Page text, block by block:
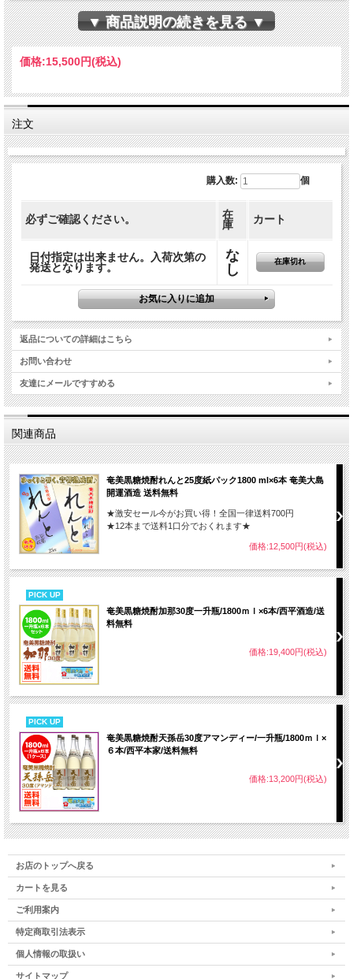
にてお知らせをいたします。
※予約を頂いた場合は、一度売り上げをさせてい
ただきます。 予約を頂いた商品は、お届けできる
よにいたしますが、収穫量が足りない等の不足の
事態によりキャンセルさせて頂く場合がありま
す。
クレジット決済は、キャンセルの処理を行い、ク
レジット会社より返金されます。
また、郵便、銀行などの前払い決済につきまして
▼ 商品説明の続きを見る ▼
価格:15,500円(税込)
注文
購入数: 個
必ずご確認ください。
在
庫
カート
日付指定は出来ません。入荷次第の
発送となります。
な
し
在庫切れ
返品についての詳細はこちら
お問い合わせ
友達にメールですすめる
関連商品
奄美黒糖焼酎れんと25度紙パック1800 ml×6本 奄美大島
開運酒造 送料無料
★激安セール今がお買い得！全国一律送料700円
★12本まで送料1口分でおくれます★
価格:12,500円(税込)
PICK UP
奄美黒糖焼酎加那30度一升瓶/1800ｍｌ×6本/西平酒造/送
料無料
価格:19,400円(税込)
PICK UP
奄美黒糖焼酎天孫岳30度アマンディー/一升瓶/1800ｍｌ×
６本/西平本家/送料無料
価格:13,200円(税込)
お店のトップへ戻る
カートを見る
ご利用案内
特定商取引法表示
個人情報の取扱い
サイトマップ